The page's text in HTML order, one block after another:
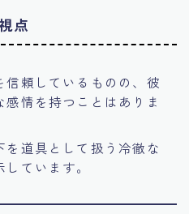
点
信頼しているものの、彼
情を持つことはありま
を道具として扱う冷徹な
ています。